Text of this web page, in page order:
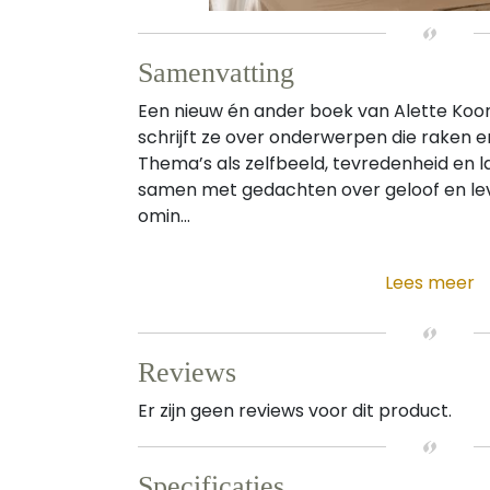
Samenvatting
Een nieuw én ander boek van Alette
schrijft ze over onderwerpen die raken
Thema’s als zelfbeeld, tevredenheid en
samen met gedachten over geloof en
omin...
Lees meer
Reviews
Er zijn geen reviews voor dit product.